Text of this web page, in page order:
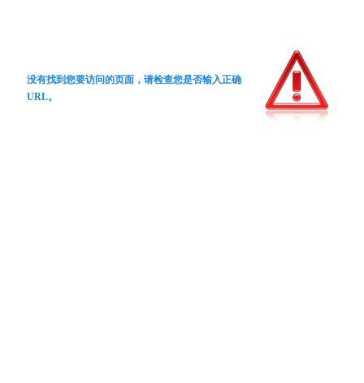
没有找到您要访问的页面，请检查您是否输入正确
URL。